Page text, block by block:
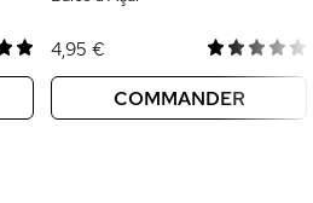
4,95 €
COMMANDER